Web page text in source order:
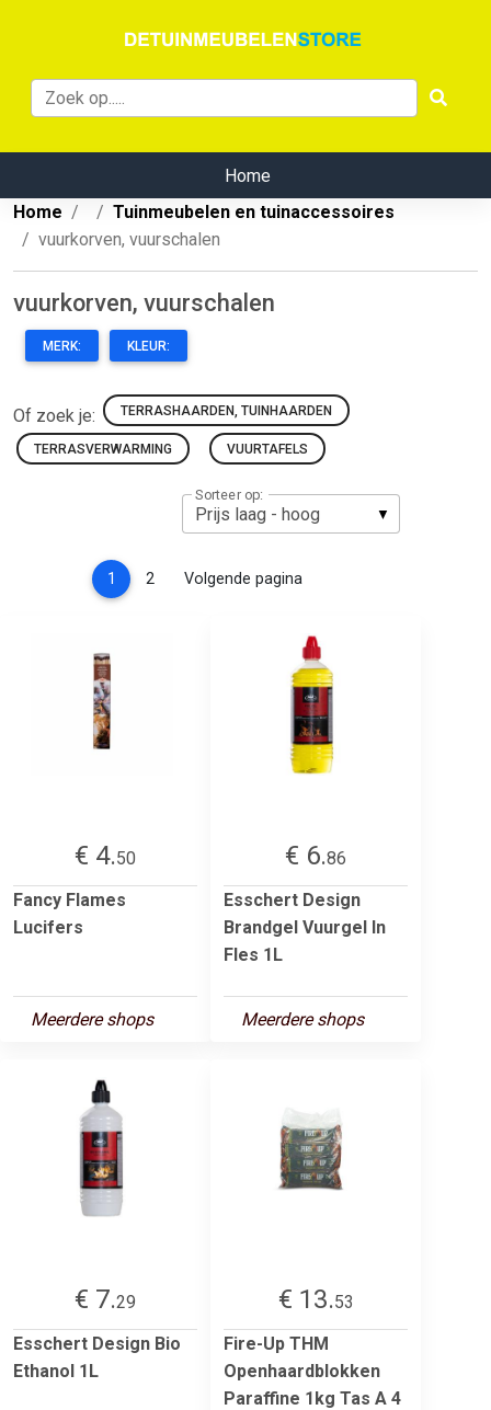
Home
Home
Tuinmeubelen en tuinaccessoires
vuurkorven, vuurschalen
vuurkorven, vuurschalen
MERK: KLEUR:
Of zoek je: TERRASHAARDEN, TUINHAARDEN
TERRASVERWARMING VUURTAFELS
Sorteer op:
1 (current)
2 Volgende pagina
€ 4.50
Fancy Flames
Lucifers
Meerdere shops
€ 6.86
Esschert Design
Brandgel Vuurgel In
Fles 1L
Meerdere shops
€ 7.29
Esschert Design Bio
Ethanol 1L
€ 13.53
Fire-Up THM
Openhaardblokken
Paraffine 1kg Tas A 4